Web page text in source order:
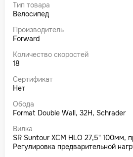
Тип товара
Велосипед
Производитель
Forward
Количество скоростей
18
Сертификат
Нет
Обода
Format Double Wall, 32Н, Schrader
Вилка
SR Suntour XCM HLO 27,5" 100мм,
Регулировка предварительной